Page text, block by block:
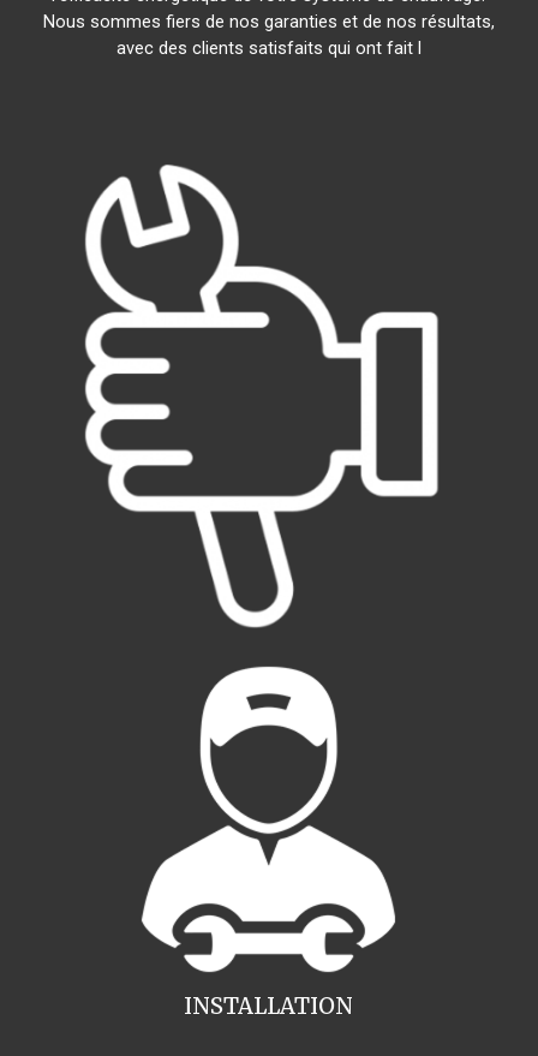
Nous sommes fiers de nos garanties et de nos résultats,
avec des clients satisfaits qui ont fait l
INSTALLATION